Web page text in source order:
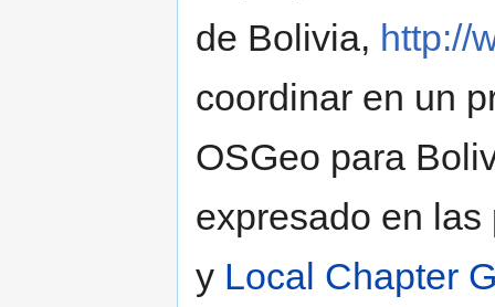
de Bolivia, http://
coordinar en un
OSGeo para
expresado en
y Local Chapter